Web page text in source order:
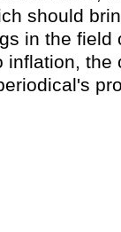
should
in the field
the